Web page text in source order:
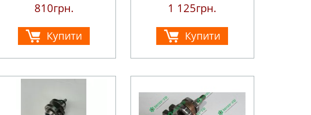
810грн.
Купити
1 125грн.
Купити